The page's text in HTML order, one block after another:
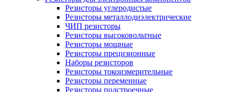
Резисторы углеродистые
Резисторы металлодиэлектрические
ЧИП резисторы
Резисторы высоковольтные
Резисторы мощные
Резисторы прецизионные
Наборы резисторов
Резисторы токоизмерительные
Резисторы переменные
Резисторы подстроечные